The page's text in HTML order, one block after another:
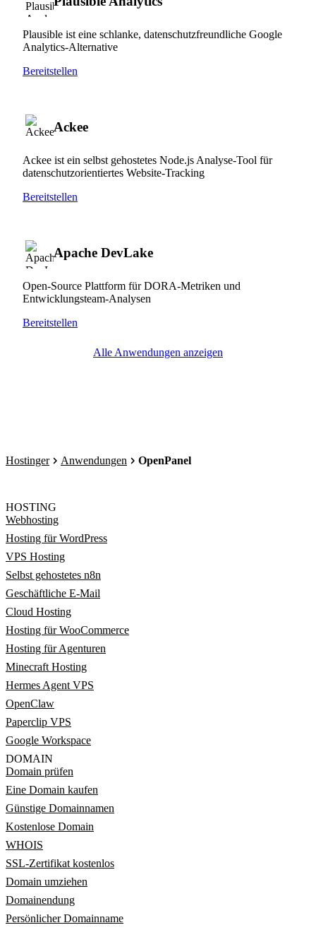
Plausible ist eine schlanke, datenschutzfreundliche Google
Analytics-Alternative
Bereitstellen
Ackee
Ackee ist ein selbst gehostetes Node.js Analyse-Tool für
datenschutzorientiertes Website-Tracking
Bereitstellen
Apache DevLake
Open-Source Plattform für DORA-Metriken und
Entwicklungsteam-Analysen
Bereitstellen
Alle Anwendungen anzeigen
Hostinger Anwendungen OpenPanel
HOSTING
Webhosting
Hosting für WordPress
VPS Hosting
Selbst gehostetes n8n
Geschäftliche E-Mail
Cloud Hosting
Hosting für WooCommerce
Hosting für Agenturen
Minecraft Hosting
Hermes Agent VPS
OpenClaw
Paperclip VPS
Google Workspace
DOMAIN
Domain prüfen
Eine Domain kaufen
Günstige Domainnamen
Kostenlose Domain
WHOIS
SSL-Zertifikat kostenlos
Domain umziehen
Domainendung
Persönlicher Domainname